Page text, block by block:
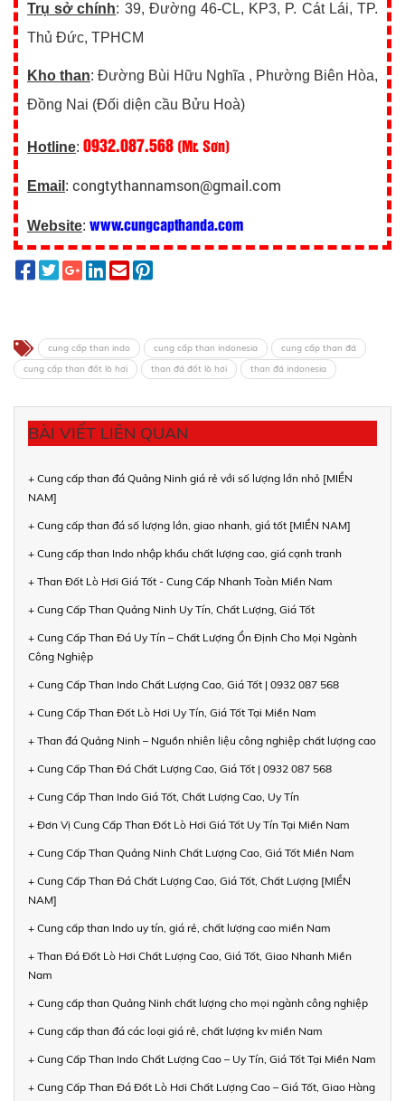
Trụ sở chính: 39, Đường 46-CL, KP3, P. Cát Lái, TP.
Thủ Đức, TPHCM
Kho than: Đường Bùi Hữu Nghĩa , Phường Biên Hòa,
Đồng Nai (Đối diện cầu Bửu Hoà)
Hotline: 0932.087.568 (Mr. Sơn)
Email : congtythannamson@gmail.com
Website: www.cungcapthanda.com
cung cấp than indo cung cấp than indonesia
cung cấp than đá
cung cấp than đốt lò hơi
than đá đốt lò hơi than đá indonesia
BÀI VIẾT LIÊN QUAN
+ Cung cấp than đá Quảng Ninh giá rẻ với số lượng lớn nhỏ [MIỀN
NAM]
+ Cung cấp than đá số lượng lớn, giao nhanh, giá tốt [MIỀN NAM]
+ Cung cấp than Indo nhập khẩu chất lượng cao, giá cạnh tranh
+ Than Đốt Lò Hơi Giá Tốt - Cung Cấp Nhanh Toàn Miền Nam
+ Cung Cấp Than Quảng Ninh Uy Tín, Chất Lượng, Giá Tốt
+ Cung Cấp Than Đá Uy Tín – Chất Lượng Ổn Định Cho Mọi Ngành
Công Nghiệp
+ Cung Cấp Than Indo Chất Lượng Cao, Giá Tốt | 0932 087 568
+ Cung Cấp Than Đốt Lò Hơi Uy Tín, Giá Tốt Tại Miền Nam
+ Than đá Quảng Ninh – Nguồn nhiên liệu công nghiệp chất lượng cao
+ Cung Cấp Than Đá Chất Lượng Cao, Giá Tốt | 0932 087 568
+ Cung Cấp Than Indo Giá Tốt, Chất Lượng Cao, Uy Tín
+ Đơn Vị Cung Cấp Than Đốt Lò Hơi Giá Tốt Uy Tín Tại Miền Nam
+ Cung Cấp Than Quảng Ninh Chất Lượng Cao, Giá Tốt Miền Nam
+ Cung Cấp Than Đá Chất Lượng Cao, Giá Tốt, Chất Lượng [MIỀN
NAM]
+ Cung cấp than Indo uy tín, giá rẻ, chất lượng cao miền Nam
+ Than Đá Đốt Lò Hơi Chất Lượng Cao, Giá Tốt, Giao Nhanh Miền
Nam
+ Cung cấp than Quảng Ninh chất lượng cho mọi ngành công nghiệp
+ Cung cấp than đá các loại giá rẻ, chất lượng kv miền Nam
+ Cung Cấp Than Indo Chất Lượng Cao – Uy Tín, Giá Tốt Tại Miền Nam
+ Cung Cấp Than Đá Đốt Lò Hơi Chất Lượng Cao – Giá Tốt, Giao Hàng